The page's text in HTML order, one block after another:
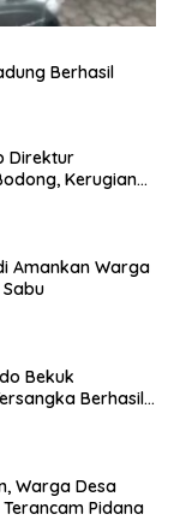
Berhasil
Direktur
Kerugian
Amankan Warga
Bekuk
Berhasil
Warga Desa
Pidana